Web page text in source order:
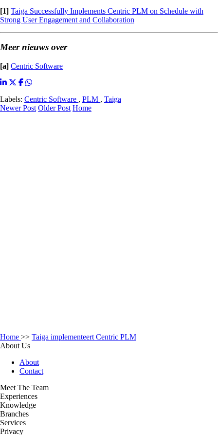
[1] Taiga Successfully Implements Centric PLM on Schedule with
Strong User Engagement and Collaboration
Meer nieuws over
[a] Centric Software
Labels: Centric Software , PLM , Taiga
Newer Post Older Post Home
Home >> Taiga implementeert Centric PLM
About Us
About
Contact
Meet The Team
Experiences
Knowledge
Branches
Services
Privacy